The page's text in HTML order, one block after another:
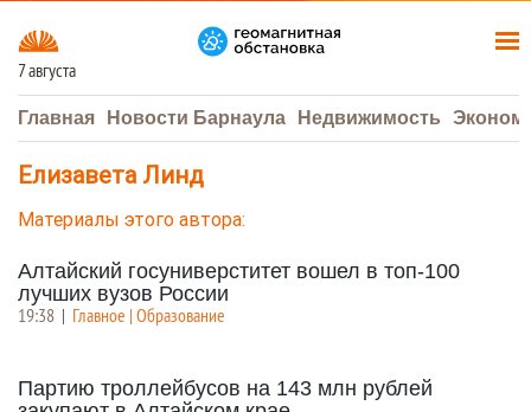
7 августа
Главная Новости Барнаула Недвижимость
Елизавета Линд
Материалы этого автора:
Алтайский госуниверститет вошел в топ-100
лучших вузов России
19:38 | Главное | Образование
Партию троллейбусов на 143 млн рублей